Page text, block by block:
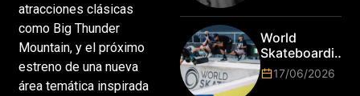
atracciones clásicas
como Big Thunder
Mountain, y el próximo
estreno de una nueva
área temática inspirada
primer Lions
Laureate for
Marketing
World
Skateboarding
Tour:
¡Resultados
17/06/2026